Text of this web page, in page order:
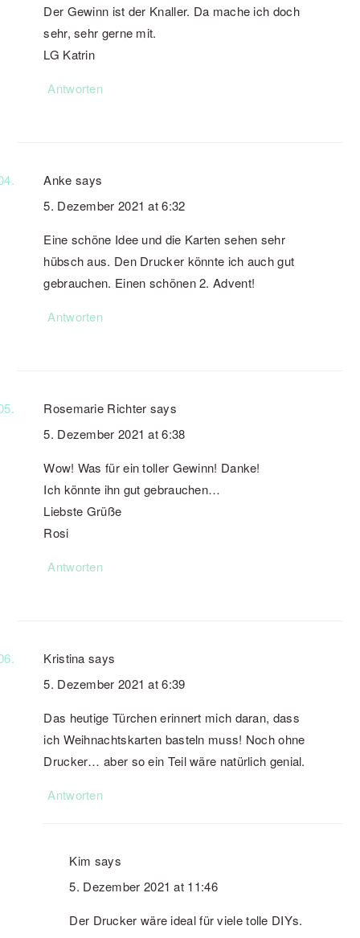
Der Gewinn ist der Knaller. Da mache ich doch
sehr, sehr gerne mit.
LG Katrin
Antworten
Anke says
5. Dezember 2021 at 6:32
Eine schöne Idee und die Karten sehen sehr
hübsch aus. Den Drucker könnte ich auch gut
gebrauchen. Einen schönen 2. Advent!
Antworten
Rosemarie Richter says
5. Dezember 2021 at 6:38
Wow! Was für ein toller Gewinn! Danke!
Ich könnte ihn gut gebrauchen…
Liebste Grüße
Rosi
Antworten
Kristina says
5. Dezember 2021 at 6:39
Das heutige Türchen erinnert mich daran, dass
ich Weihnachtskarten basteln muss! Noch ohne
Drucker… aber so ein Teil wäre natürlich genial.
Antworten
Kim says
5. Dezember 2021 at 11:46
Der Drucker wäre ideal für viele tolle DIYs.